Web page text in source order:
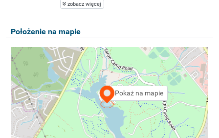
zobacz więcej
Położenie na mapie
Pokaż na mapie